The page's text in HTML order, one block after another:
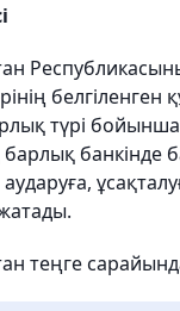
белгіленген
түрі
банкінде
теңге